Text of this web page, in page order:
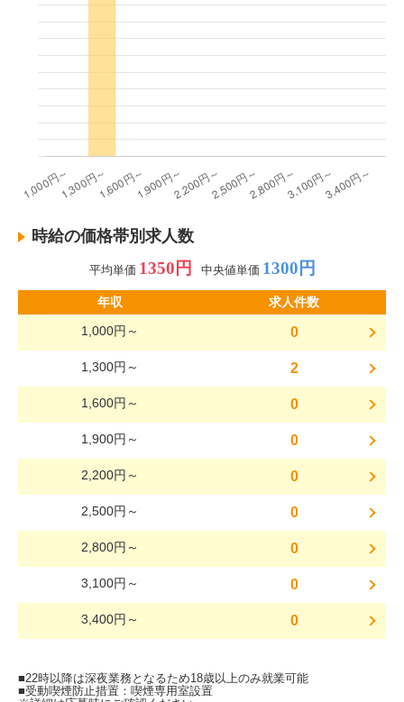
時給の価格帯別求人数
平均単価 1350円 中央値単価 1300円
年収
求人件数
1,000円～
0
1,300円～ 2
1,600円～ 0
1,900円～ 0
2,200円～ 0
2,500円～ 0
2,800円～ 0
3,100円～ 0
3,400円～ 0